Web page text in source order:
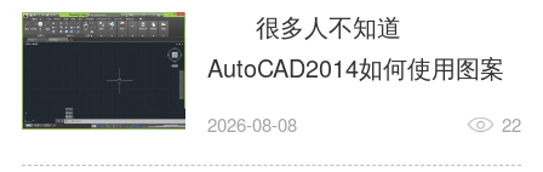
很多人不知道
AutoCAD2014如何使用图案
填充?今日为你们带来的文章
2026-08-08 22